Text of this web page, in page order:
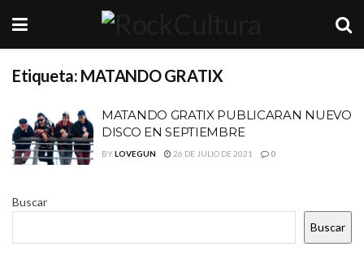
Etiqueta: MATANDO GRATIX
MATANDO GRATIX PUBLICARAN NUEVO
DISCO EN SEPTIEMBRE
BYLOVEGUN 26 DE JULIO DE 2021 0
Buscar
Buscar